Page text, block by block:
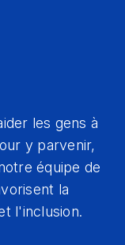
les gens à
y parvenir,
équipe de
la
l'inclusion.